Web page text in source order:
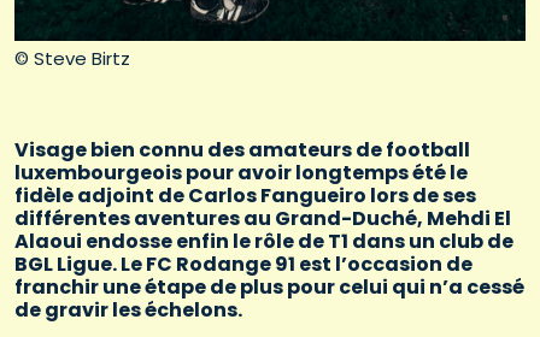
© Steve Birtz
Visage bien connu des amateurs de football
luxembourgeois pour avoir longtemps été le
fidèle adjoint de Carlos Fangueiro lors de ses
différentes aventures au Grand-Duché, Mehdi El
Alaoui endosse enfin le rôle de T1 dans un club de
BGL Ligue. Le FC Rodange 91 est l’occasion de
franchir une étape de plus pour celui qui n’a cessé
de gravir les échelons.